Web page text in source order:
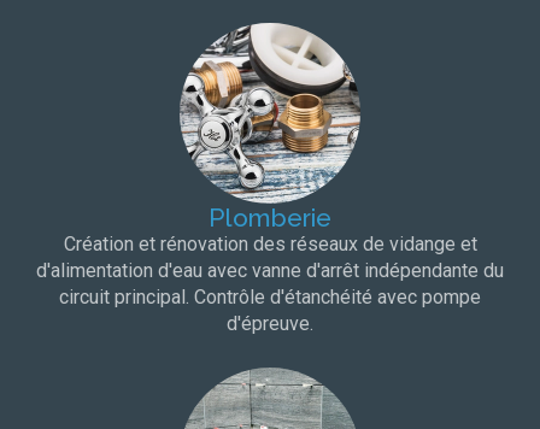
Plomberie
Création et rénovation des réseaux de vidange et
d'alimentation d'eau avec vanne d'arrêt indépendante du
circuit principal. Contrôle d'étanchéité avec pompe
d'épreuve.